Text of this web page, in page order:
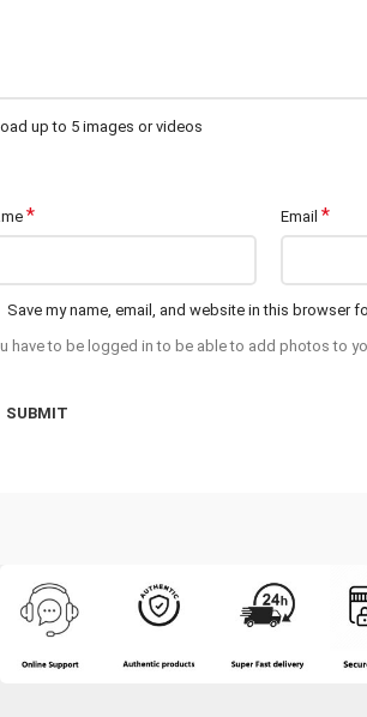
up to 5 images or videos
* Email *
Save my name, email, and website in this browser
have to be logged in to be able to add photos to